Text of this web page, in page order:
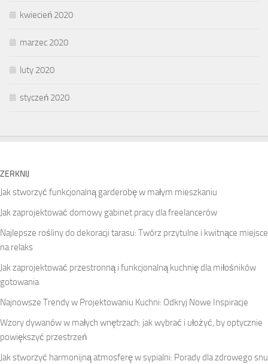
kwiecień 2020
marzec 2020
luty 2020
styczeń 2020
ZERKNIJ
Jak stworzyć funkcjonalną garderobę w małym mieszkaniu
Jak zaprojektować domowy gabinet pracy dla freelancerów
Najlepsze rośliny do dekoracji tarasu: Twórz przytulne i kwitnące miejsce
na relaks
Jak zaprojektować przestronną i funkcjonalną kuchnię dla miłośników
gotowania
Najnowsze Trendy w Projektowaniu Kuchni: Odkryj Nowe Inspiracje
Wzory dywanów w małych wnętrzach: jak wybrać i ułożyć, by optycznie
powiększyć przestrzeń
Jak stworzyć harmonijną atmosferę w sypialni: Porady dla zdrowego snu